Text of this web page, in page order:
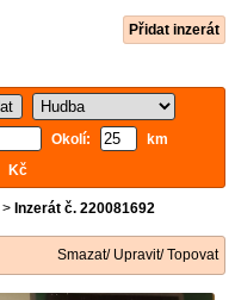
Přidat inzerát
Okolí:
km
Kč
> Inzerát č. 220081692
Smazat/ Upravit/ Topovat